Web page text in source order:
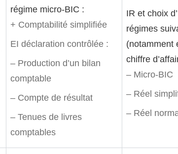
régime micro-BIC :
+ Comptabilité simplifiée
EI déclaration contrôlée :
– Production d’un bilan
comptable
– Compte de résultat
– Tenues de livres
comptables
IR et choix
régimes
(notamment
chiffre
– Micro-BIC
– Réel
– Réel